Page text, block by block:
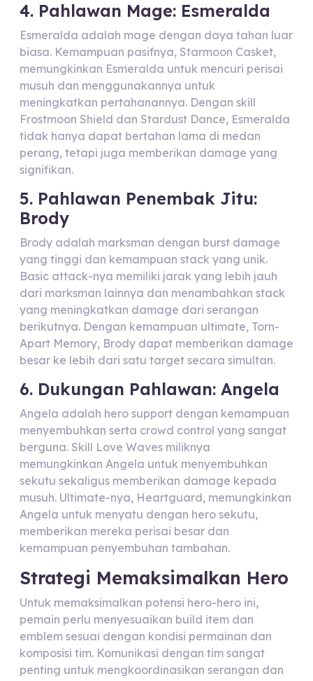
4. Pahlawan Mage: Esmeralda
Esmeralda adalah mage dengan daya tahan luar
biasa. Kemampuan pasifnya, Starmoon Casket,
memungkinkan Esmeralda untuk mencuri perisai
musuh dan menggunakannya untuk
meningkatkan pertahanannya. Dengan skill
Frostmoon Shield dan Stardust Dance, Esmeralda
tidak hanya dapat bertahan lama di medan
perang, tetapi juga memberikan damage yang
signifikan.
5. Pahlawan Penembak Jitu:
Brody
Brody adalah marksman dengan burst damage
yang tinggi dan kemampuan stack yang unik.
Basic attack-nya memiliki jarak yang lebih jauh
dari marksman lainnya dan menambahkan stack
yang meningkatkan damage dari serangan
berikutnya. Dengan kemampuan ultimate, Torn-
Apart Memory, Brody dapat memberikan damage
besar ke lebih dari satu target secara simultan.
6. Dukungan Pahlawan: Angela
Angela adalah hero support dengan kemampuan
menyembuhkan serta crowd control yang sangat
berguna. Skill Love Waves miliknya
memungkinkan Angela untuk menyembuhkan
sekutu sekaligus memberikan damage kepada
musuh. Ultimate-nya, Heartguard, memungkinkan
Angela untuk menyatu dengan hero sekutu,
memberikan mereka perisai besar dan
kemampuan penyembuhan tambahan.
Strategi Memaksimalkan Hero
Untuk memaksimalkan potensi hero-hero ini,
pemain perlu menyesuaikan build item dan
emblem sesuai dengan kondisi permainan dan
komposisi tim. Komunikasi dengan tim sangat
penting untuk mengkoordinasikan serangan dan